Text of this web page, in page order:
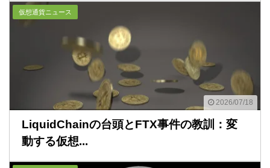
2026/07/18
仮想通貨ニュース
LiquidChainの台頭とFTX事件の教訓：変
動する仮想...